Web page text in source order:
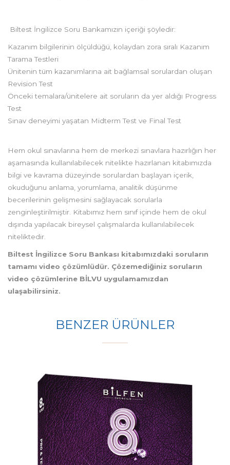
Biltest İngilizce Soru Bankamızın içeriği şöyledir:
Kazanım bilgilerinin ölçüldüğü, kolaydan zora sıralı Kazanım
Tarama Testleri
Ünitenin tüm kazanımlarına ait bağlamsal sorulardan oluşan
Revision Test
Önceki temalara/ünitelere ait soruların da yer aldığı Progress
Test
Sınav deneyimi yaşatan Midterm Test ve Final Test
Hem okul sınavlarına hem de merkezi sınavlara hazırlığın her
aşamasında kullanılabilecek nitelikte hazırlanan kitabımızda
bilgi ve kavrama düzeyinde sorulardan başlayan içerik,
okuduğunu anlama, yorumlama, analitik düşünme
becerilerinin gelişmesini sağlayacak sorularla
zenginleştirilmiştir. Kitabımız hem sınıf içinde hem de okul
dışında yapılacak bireysel çalışmalarda kullanılabilecek
niteliktedir.
Biltest İngilizce Soru Bankası kitabımızdaki soruların
tamamı video çözümlüdür. Çözemediğiniz soruların
video çözümlerine BİLVU uygulamamızdan
ulaşabilirsiniz.
BENZER ÜRÜNLER